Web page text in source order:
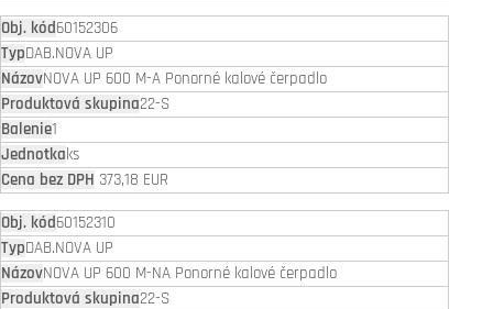
60152306
DAB.NOVA UP
NOVA UP 600 M-A Ponorné kalové čerpadlo
22-S
1
ks
373,18 EUR
60152310
DAB.NOVA UP
NOVA UP 600 M-NA Ponorné kalové čerpadlo
22-S